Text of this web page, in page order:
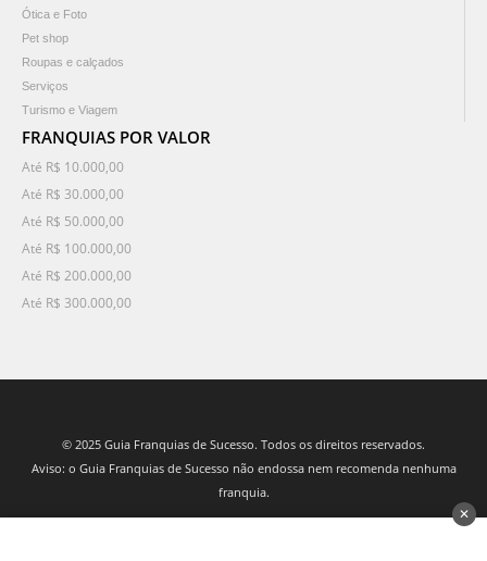
Ótica e Foto
Pet shop
Roupas e calçados
Serviços
Turismo e Viagem
FRANQUIAS POR VALOR
Até R$ 10.000,00
Até R$ 30.000,00
Até R$ 50.000,00
Até R$ 100.000,00
Até R$ 200.000,00
Até R$ 300.000,00
© 2025 Guia Franquias de Sucesso. Todos os direitos reservados.
Aviso: o Guia Franquias de Sucesso não endossa nem recomenda nenhuma
franquia.
✕